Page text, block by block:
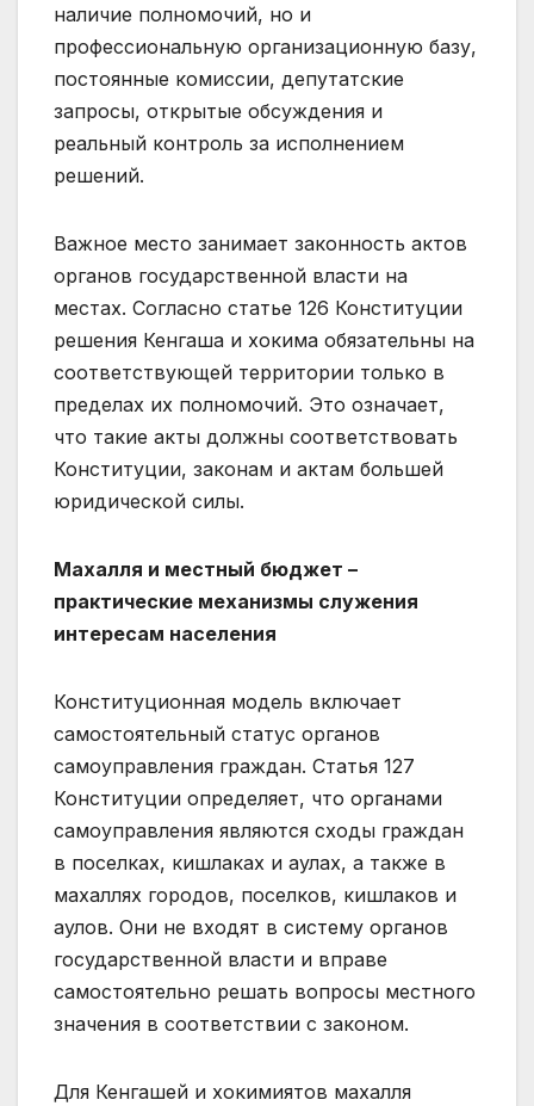
наличие полномочий, но и
профессиональную организационную базу,
постоянные комиссии, депутатские
запросы, открытые обсуждения и
реальный контроль за исполнением
решений.
Важное место занимает законность актов
органов государственной власти на
местах. Согласно статье 126 Конституции
решения Кенгаша и хокима обязательны на
соответствующей территории только в
пределах их полномочий. Это означает,
что такие акты должны соответствовать
Конституции, законам и актам большей
юридической силы.
Махалля и местный бюджет –
практические механизмы служения
интересам населения
Конституционная модель включает
самостоятельный статус органов
самоуправления граждан. Статья 127
Конституции определяет, что органами
самоуправления являются сходы граждан
в поселках, кишлаках и аулах, а также в
махаллях городов, поселков, кишлаков и
аулов. Они не входят в систему органов
государственной власти и вправе
самостоятельно решать вопросы местного
значения в соответствии с законом.
Для Кенгашей и хокимиятов махалля